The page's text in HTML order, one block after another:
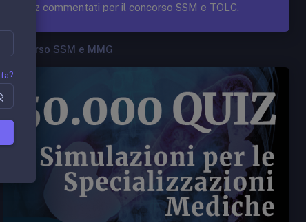
Quiz commentati per il concorso SSM e TOLC.
Concorso SSM e MMG